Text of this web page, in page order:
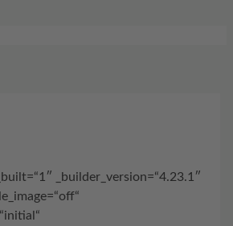
_builder_version=“4.23.1″